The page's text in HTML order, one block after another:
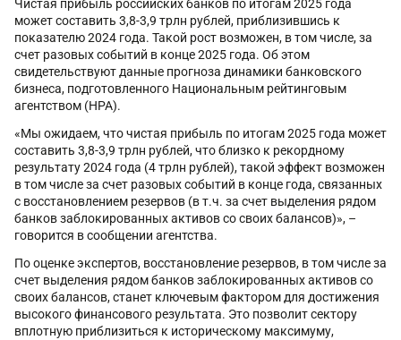
Чистая прибыль российских банков по итогам 2025 года
может составить 3,8-3,9 трлн рублей, приблизившись к
показателю 2024 года. Такой рост возможен, в том числе, за
счет разовых событий в конце 2025 года. Об этом
свидетельствуют данные прогноза динамики банковского
бизнеса, подготовленного Национальным рейтинговым
агентством (НРА).
«Мы ожидаем, что чистая прибыль по итогам 2025 года может
составить 3,8-3,9 трлн рублей, что близко к рекордному
результату 2024 года (4 трлн рублей), такой эффект возможен
в том числе за счет разовых событий в конце года, связанных
с восстановлением резервов (в т.ч. за счет выделения рядом
банков заблокированных активов со своих балансов)», –
говорится в сообщении агентства.
По оценке экспертов, восстановление резервов, в том числе за
счет выделения рядом банков заблокированных активов со
своих балансов, станет ключевым фактором для достижения
высокого финансового результата. Это позволит сектору
вплотную приблизиться к историческому максимуму,